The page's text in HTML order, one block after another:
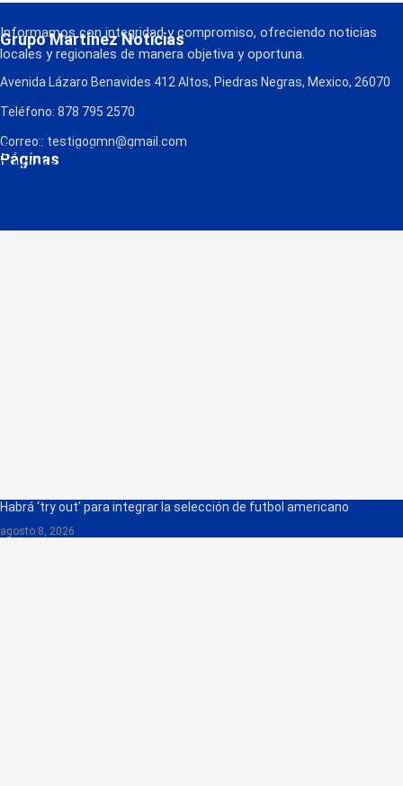
Grupo Martínez Noticias
Informamos con integridad y compromiso, ofreciendo noticias
locales y regionales de manera objetiva y oportuna.
Avenida Lázaro Benavides 412 Altos, Piedras Negras, Mexico, 26070
Teléfono: 878 795 2570
Correo:: testigogmn@gmail.com
Páginas
¡Descarga nuestra App!
FM Globo
Radio
Habrá ‘try out’ para integrar la selección de futbol americano
agosto 8, 2026